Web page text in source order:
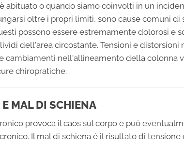
abituato o quando siamo coinvolti in un
oltre i propri limiti, sono cause comuni
possono essere estremamente dolorosi e
dell'area circostante. Tensioni e
cambiamenti nell'allineamento della colonna
chiropratiche.
E MAL DI SCHIENA
provoca il caos sul corpo e può
Il mal di schiena è il risultato di tensione